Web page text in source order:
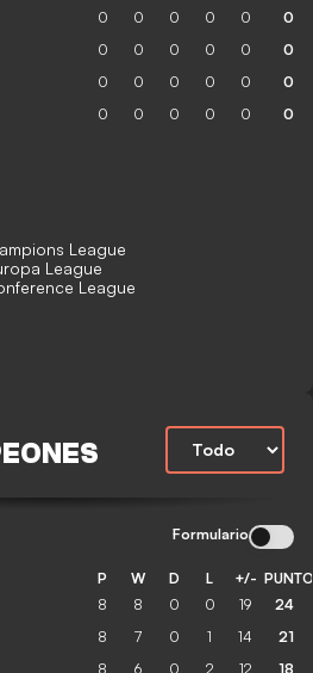
League
League
League
0 0 0 0 0 0
0 0 0 0 0 0
0 0 0 0 0 0
0 0 0 0 0 0
Formulario
P W D L +/-
8 8 0 0 19 24
8 7 0 1 14 21
8 6 0 2 12 18